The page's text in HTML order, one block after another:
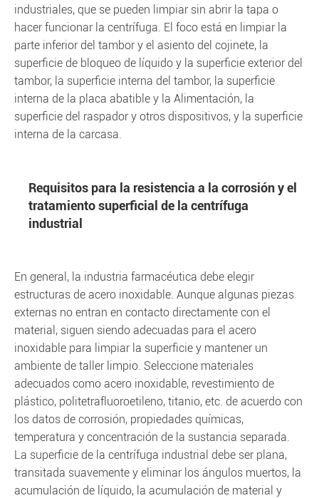
industriales, que se pueden limpiar sin abrir la tapa o
hacer funcionar la centrífuga. El foco está en limpiar la
parte inferior del tambor y el asiento del cojinete, la
superficie de bloqueo de líquido y la superficie exterior del
tambor, la superficie interna del tambor, la superficie
interna de la placa abatible y la Alimentación, la
superficie del raspador y otros dispositivos, y la superficie
interna de la carcasa.
Requisitos para la resistencia a la corrosión y el
tratamiento superficial de la centrífuga
industrial
En general, la industria farmacéutica debe elegir
estructuras de acero inoxidable. Aunque algunas piezas
externas no entran en contacto directamente con el
material, siguen siendo adecuadas para el acero
inoxidable para limpiar la superficie y mantener un
ambiente de taller limpio. Seleccione materiales
adecuados como acero inoxidable, revestimiento de
plástico, politetrafluoroetileno, titanio, etc. de acuerdo con
los datos de corrosión, propiedades químicas,
temperatura y concentración de la sustancia separada.
La superficie de la centrífuga industrial debe ser plana,
transitada suavemente y eliminar los ángulos muertos, la
acumulación de líquido, la acumulación de material y